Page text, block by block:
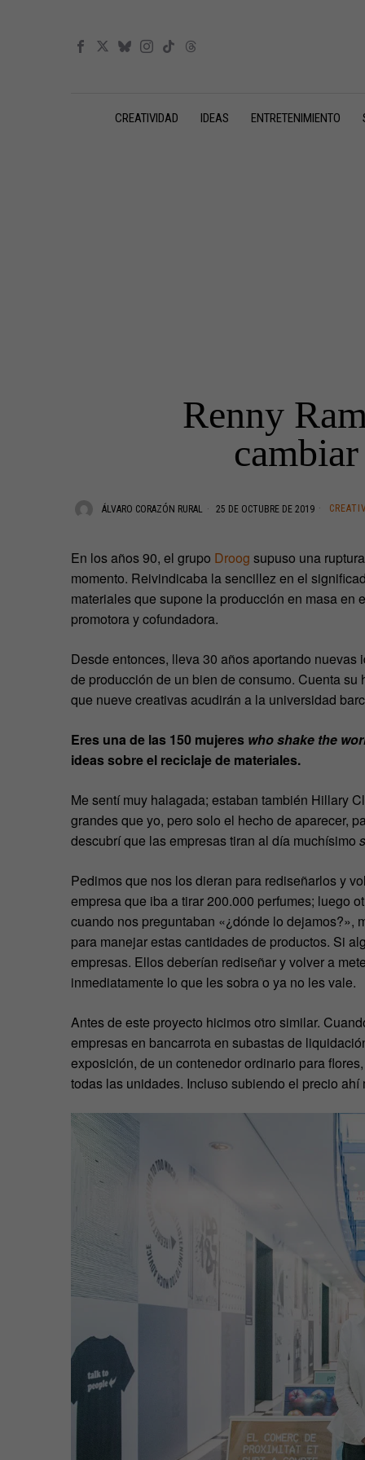
CREATIVIDAD IDEAS ENTRETENIMIENTO
Renny
ÁLVARO CORAZÓN RURAL 25 DE OCTUBRE DE 2019
En los años 90, el grupo Droog supuso una
momento. Reivindicaba la sencillez en el
materiales que supone la producción en masa en
promotora y cofundadora.
Desde entonces, lleva 30 años aportando
de producción de un bien de consumo. Cuenta
que nueve creativas acudirán a la universidad
Eres una de las 150 mujeres who shake the
ideas sobre el reciclaje de materiales.
Me sentí muy halagada; estaban también Hillary
grandes que yo, pero solo el hecho de aparecer,
descubrí que las empresas tiran al día muchísimo
Pedimos que nos los dieran para rediseñarlos y
empresa que iba a tirar 200.000 perfumes; luego
cuando nos preguntaban «¿dónde lo dejamos?»,
para manejar estas cantidades de productos. Si
empresas. Ellos deberían rediseñar y volver a
inmediatamente lo que les sobra o ya no les vale.
Antes de este proyecto hicimos otro similar.
empresas en bancarrota en subastas de
exposición, de un contenedor ordinario para
todas las unidades. Incluso subiendo el precio